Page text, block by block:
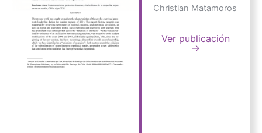
Christian Matamoros
Ver publicación
→